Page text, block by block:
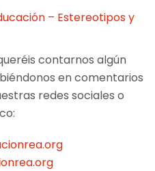
– Estereotipos y
contarnos algún
en comentarios
redes sociales o